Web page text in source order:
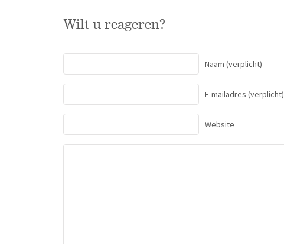
Wilt u reageren?
Naam (verplicht)
E-mailadres (verplicht)
Website